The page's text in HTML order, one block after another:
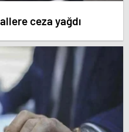
ceza yağdı